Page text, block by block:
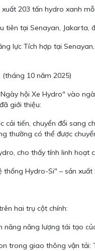
203 tấn hydro xanh
tiên tại Senayan,
lực Tích hợp tại
10 năm 2025)
hội Xe Hydro" vào
giới thiệu:
cải tiến, chuyển đổi sang
thường có thể được
cho thấy tính linh
thống Hydro-Si" – sản
hai trụ cột chính:
năng năng lượng tái tạo
trong giao thông vận tải: